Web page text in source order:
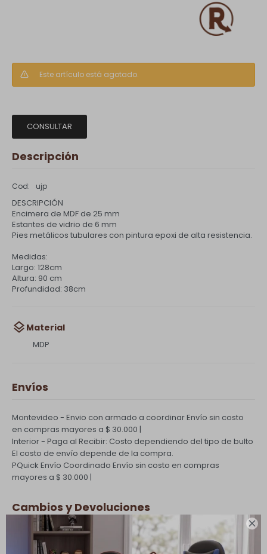

Este artículo está agotado.
CONSULTAR
Descripción
ujp
DESCRIPCIÓN
Encimera de MDF de 25 mm
Estantes de vidrio de 6 mm
Pies metálicos tubulares con pintura epoxi de alta resistencia.
Medidas:
Largo: 128cm
Altura: 90 cm
Profundidad: 38cm
Material
MDP
Envíos
Montevideo - Envio con armado a coordinarEnvío sin costo
en compras mayores a $ 30.000 |
Interior - Paga al Recibir: Costo dependiendo del tipo de bulto
El costo de envío depende de la compra.
PQuick Envío Coordinado Envío sin costo en compras
mayores a $ 30.000 |
Cambios y Devoluciones
Todas las compras realizadas tienen un plazo de 5 días para
su cambio.